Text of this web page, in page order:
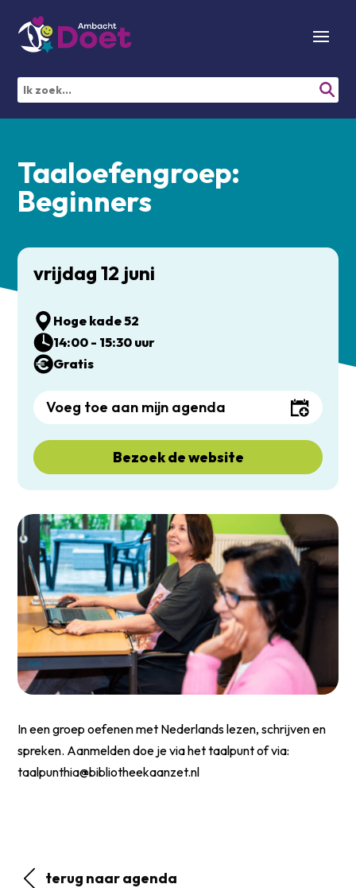
Taaloefengroep:
Beginners
In een groep oefenen met Nederlands lezen, schrijven en
spreken. Aanmelden doe je via het taalpunt of via:
taalpunthia@bibliotheekaanzet.nl
terug naar agenda
vrijdag 12 juni
Hoge kade 52
14:00 - 15:30 uur
Gratis
Voeg toe aan mijn agenda
Bezoek de website